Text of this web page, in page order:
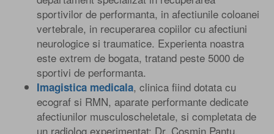
sportivilor de performanta, in afectiunile coloanei
vertebrale, in recuperarea copiilor cu afectiuni
neurologice si traumatice. Experienta noastra
este extrem de bogata, tratand peste 5000 de
sportivi de performanta.
Imagistica medicala, clinica fiind dotata cu
ecograf si RMN, aparate performante dedicate
afectiunilor musculoscheletale, si completata de
un radiolog experimentat: Dr. Cosmin Pantu,